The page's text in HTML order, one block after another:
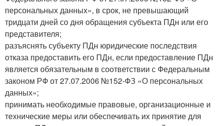
персональных данных», в срок, не превышающий
тридцати дней со дня обращения субъекта ПДн или его
представителя;
разъяснять субъекту ПДн юридические последствия
отказа предоставить его ПДн, если предоставление ПДн
является обязательным в соответствии с Федеральным
законом РФ от 27.07.2006 №152-ФЗ «О персональных
данных»;
принимать необходимые правовые, организационные и
технические меры или обеспечивать их принятие для